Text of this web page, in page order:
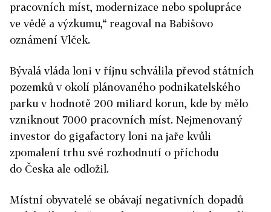
pracovních míst, modernizace nebo spolupráce
ve vědě a výzkumu,“ reagoval na Babišovo
oznámení Vlček.
Bývalá vláda loni v říjnu schválila převod státních
pozemků v okolí plánovaného podnikatelského
parku v hodnotě 200 miliard korun, kde by mělo
vzniknout 7000 pracovních míst. Nejmenovaný
investor do gigafactory loni na jaře kvůli
zpomalení trhu své rozhodnutí o příchodu
do Česka ale odložil.
Místní obyvatelé se obávají negativních dopadů